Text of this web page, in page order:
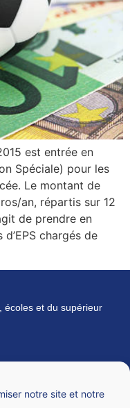
notre site et notre
est entrée en
Spéciale) pour les
Le montant de
an, répartis sur 12
de prendre en
chargés de
écoles et du supérieur